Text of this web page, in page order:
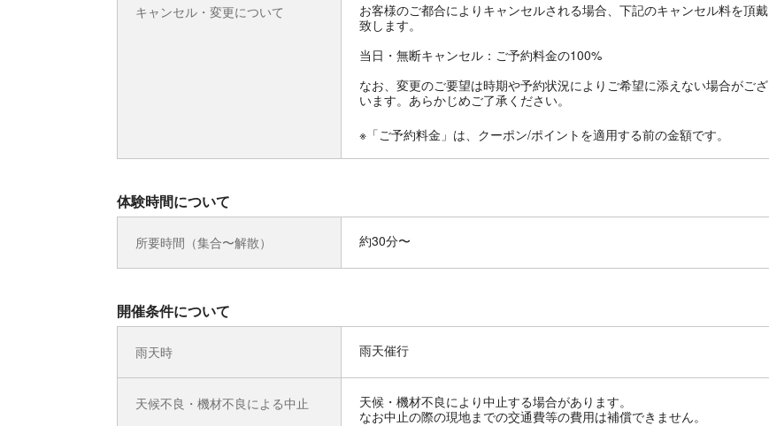
キャンセル・変更について
お客様のご都合によりキャンセルされる場合、下記のキャンセル料を頂戴
致します。
当日・無断キャンセル：ご予約料金の100%
なお、変更のご要望は時期や予約状況によりご希望に添えない場合がござ
います。あらかじめご了承ください。
※「ご予約料金」は、クーポン/ポイントを適用する前の金額です。
体験時間について
所要時間（集合〜解散） 約30分〜
開催条件について
雨天時 雨天催行
天候不良・機材不良による中止
天候・機材不良により中止する場合があります。
なお中止の際の現地までの交通費等の費用は補償できません。